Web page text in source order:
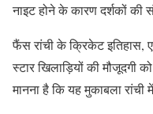
नाइट होने के कारण दर्शकों की
फैंस रांची के क्रिकेट इतिहास,
स्टार खिलाड़ियों की मौजूदगी
मानना है कि यह मुकाबला